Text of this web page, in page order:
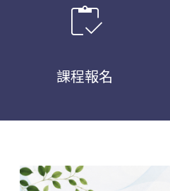
inventory
課程報名